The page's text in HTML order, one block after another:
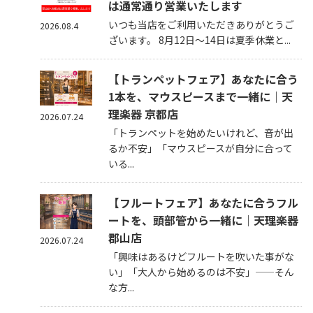
は通常通り営業いたします
いつも当店をご利用いただきありがとうご
ざいます。 8月12日～14日は夏季休業と...
2026.08.4
【トランペットフェア】あなたに合う
1本を、マウスピースまで一緒に｜天
理楽器 京都店
「トランペットを始めたいけれど、音が出
るか不安」「マウスピースが自分に合って
いる...
2026.07.24
【フルートフェア】あなたに合うフル
ートを、頭部管から一緒に｜天理楽器
郡山店
「興味はあるけどフルートを吹いた事がな
い」「大人から始めるのは不安」——そん
な方...
2026.07.24